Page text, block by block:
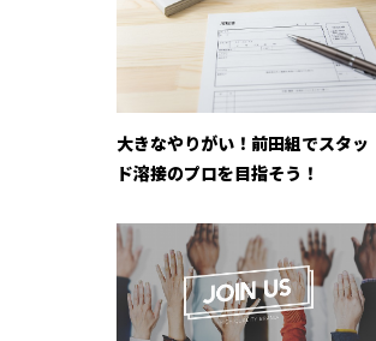
大きなやりがい！前田組でスタッ
ド溶接のプロを目指そう！